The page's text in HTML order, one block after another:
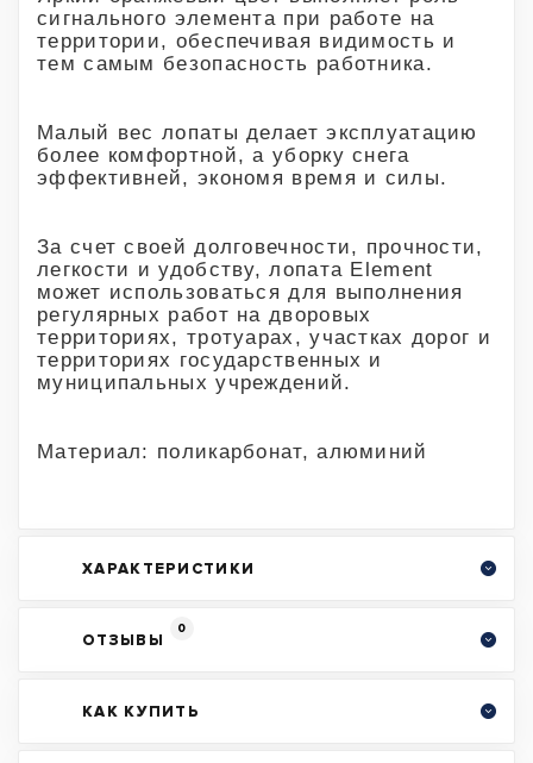
сигнального элемента при работе на
территории, обеспечивая видимость и
тем самым безопасность работника.
Малый вес лопаты делает эксплуатацию
более комфортной, а уборку снега
эффективней, экономя время и силы.
За счет своей долговечности, прочности,
легкости и удобству, лопата Element
может использоваться для выполнения
регулярных работ на дворовых
территориях, тротуарах, участках дорог и
территориях государственных и
муниципальных учреждений.
Материал: поликарбонат, алюминий
ХАРАКТЕРИСТИКИ
ОТЗЫВЫ
0
КАК КУПИТЬ